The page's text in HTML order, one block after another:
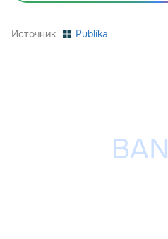
Источник Publika